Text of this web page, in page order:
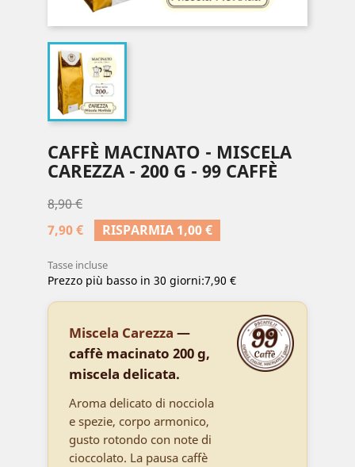
CAFFÈ MACINATO - MISCELA
CAREZZA - 200 G - 99 CAFFÈ
8,90 €
7,90 €
RISPARMIA 1,00 €
Tasse incluse
Prezzo più basso in 30 giorni:7,90 €
Miscela Carezza —
caffè macinato 200 g,
miscela delicata.
Aroma delicato di nocciola
e spezie, corpo armonico,
gusto rotondo con note di
cioccolato. La pausa caffè